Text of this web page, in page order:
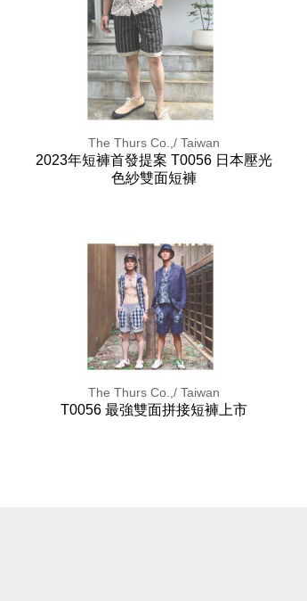
The Thurs Co.,/ Taiwan
2023年短褲首發提案 T0056 日本壓光
色紗雙面短褲
The Thurs Co.,/ Taiwan
T0056 最強雙面拼接短褲上市